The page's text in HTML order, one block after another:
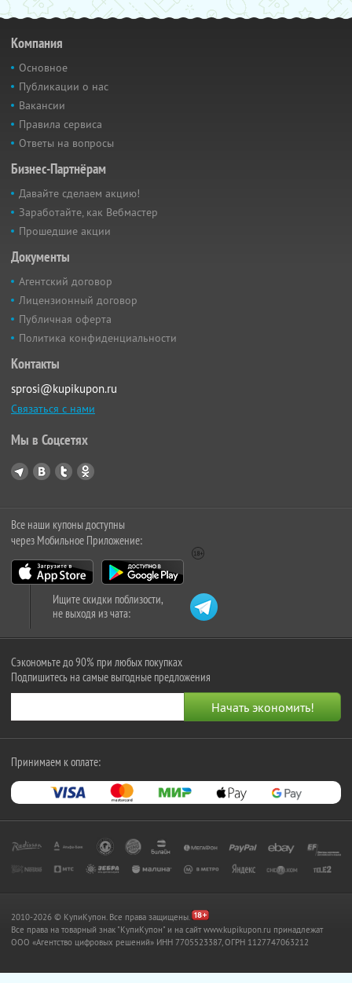
Компания
Основное
Публикации о нас
Вакансии
Правила сервиса
Ответы на вопросы
Бизнес-Партнёрам
Давайте сделаем акцию!
Заработайте, как Вебмастер
Прошедшие акции
Документы
Агентский договор
Лицензионный договор
Публичная оферта
Политика конфиденциальности
Контакты
sprosi@kupikupon.ru
Связаться с нами
Мы в Соцсетях
Все наши купоны доступны
через Мобильное Приложение:
Ищите скидки поблизости,
не выходя из чата:
Сэкономьте до 90% при любых покупках
Подпишитесь на самые выгодные предложения
Принимаем к оплате:
2010-2026 © КупиКупон. Все права защищены.
Все права на товарный знак "КупиКупон" и на сайт www.kupikupon.ru принадлежат
OOO «Агентство цифровых решений» ИНН 7705523387, ОГРН 1127747063212